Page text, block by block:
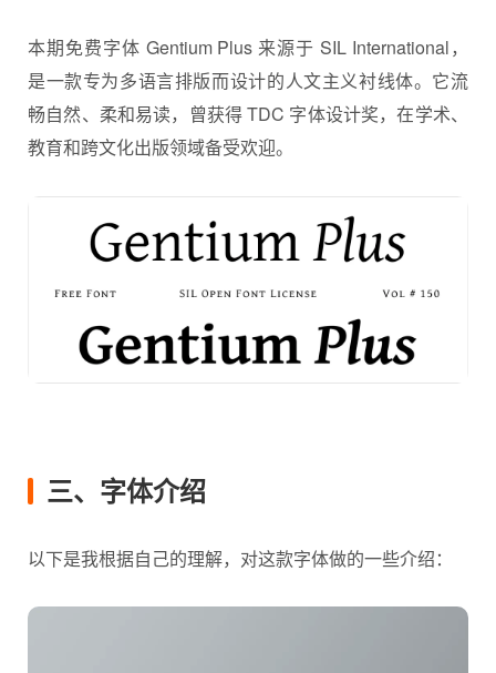
本期免费字体 Gentium Plus 来源于 SIL International，
是一款专为多语言排版而设计的人文主义衬线体。它流
畅自然、柔和易读，曾获得 TDC 字体设计奖，在学术、
教育和跨文化出版领域备受欢迎。
三、字体介绍
以下是我根据自己的理解，对这款字体做的一些介绍：